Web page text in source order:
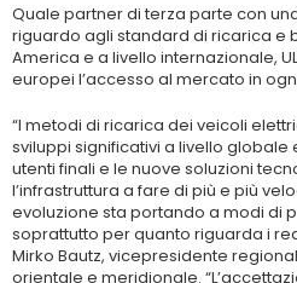
Quale partner di terza parte con
riguardo agli standard di ricarica e
America e a livello internazionale,
europei l’accesso al mercato in
“I metodi di ricarica dei veicoli
sviluppi significativi a livello globale
utenti finali e le nuove soluzioni
l’infrastruttura a fare di più e più
evoluzione sta portando a modi di
soprattutto per quanto riguarda i
Mirko Bautz, vicepresidente
orientale e meridionale.